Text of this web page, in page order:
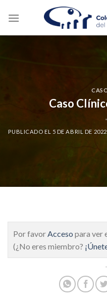
Caso
PUBLICADO EL 5 DE ABRIL DE 2022
Por favorAcceso para ver
(¿No eres miembro?